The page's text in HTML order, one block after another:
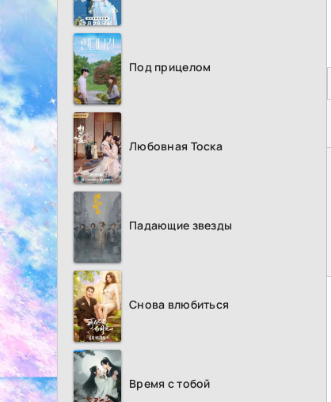
Под прицелом
Любовная Тоска
Падающие звезды
Снова влюбиться
Время с тобой